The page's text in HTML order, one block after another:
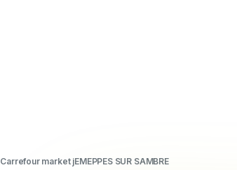
Carrefour market jEMEPPES SUR SAMBRE